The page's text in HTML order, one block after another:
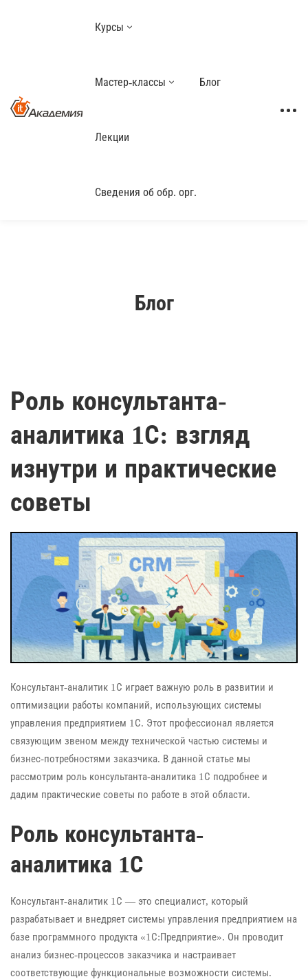
Курсы
Мастер-классы Блог
Лекции
Сведения об обр. орг.
Блог
Роль консультанта-
аналитика 1С: взгляд
изнутри и практические
советы
Консультант-аналитик 1С играет важную роль в развитии и
оптимизации работы компаний, использующих системы
управления предприятием 1С. Этот профессионал является
связующим звеном между технической частью системы и
бизнес-потребностями заказчика. В данной статье мы
рассмотрим роль консультанта-аналитика 1С подробнее и
дадим практические советы по работе в этой области.
Роль консультанта-
аналитика 1С
Консультант-аналитик 1С — это специалист, который
разрабатывает и внедряет системы управления предприятием на
базе программного продукта «1С:Предприятие». Он проводит
анализ бизнес-процессов заказчика и настраивает
соответствующие функциональные возможности системы.